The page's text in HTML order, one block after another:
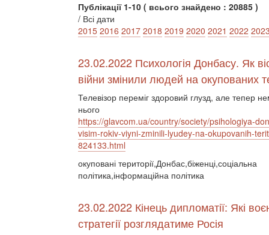
Публікації 1-10 ( всього знайдено : 20885 )
/ Всі дати
2015 2016 2017 2018 2019 2020 2021 2022
23.02.2022 Психологія Донбасу. Як
війни змінили людей на окупованих
Телевізор переміг здоровий глузд, але тепер
нього
https://glavcom.ua/country/society/psihologiya-
visim-rokiv-viyni-zminili-lyudey-na-okupovanih-
824133.html
окуповані території,Донбас,біженці,соціальна
політика,інформаційна політика
23.02.2022 Кінець дипломатії: Які
стратегії розглядатиме Росія